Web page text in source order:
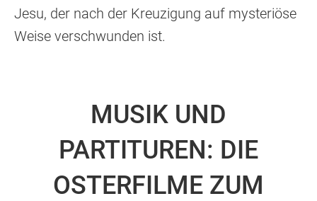
Jesu, der nach der Kreuzigung auf mysteriöse
Weise verschwunden ist.
MUSIK UND
PARTITUREN: DIE
OSTERFILME ZUM